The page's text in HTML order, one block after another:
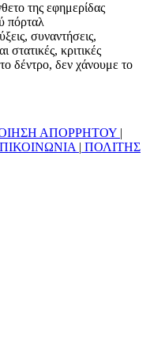
της εφημερίδας
πόρταλ
συναντήσεις,
στατικές, κριτικές
δέντρο, δεν χάνουμε το
ΑΠΟΡΡΗΤΟΥ |
| ΠΟΛΙΤΗΣ